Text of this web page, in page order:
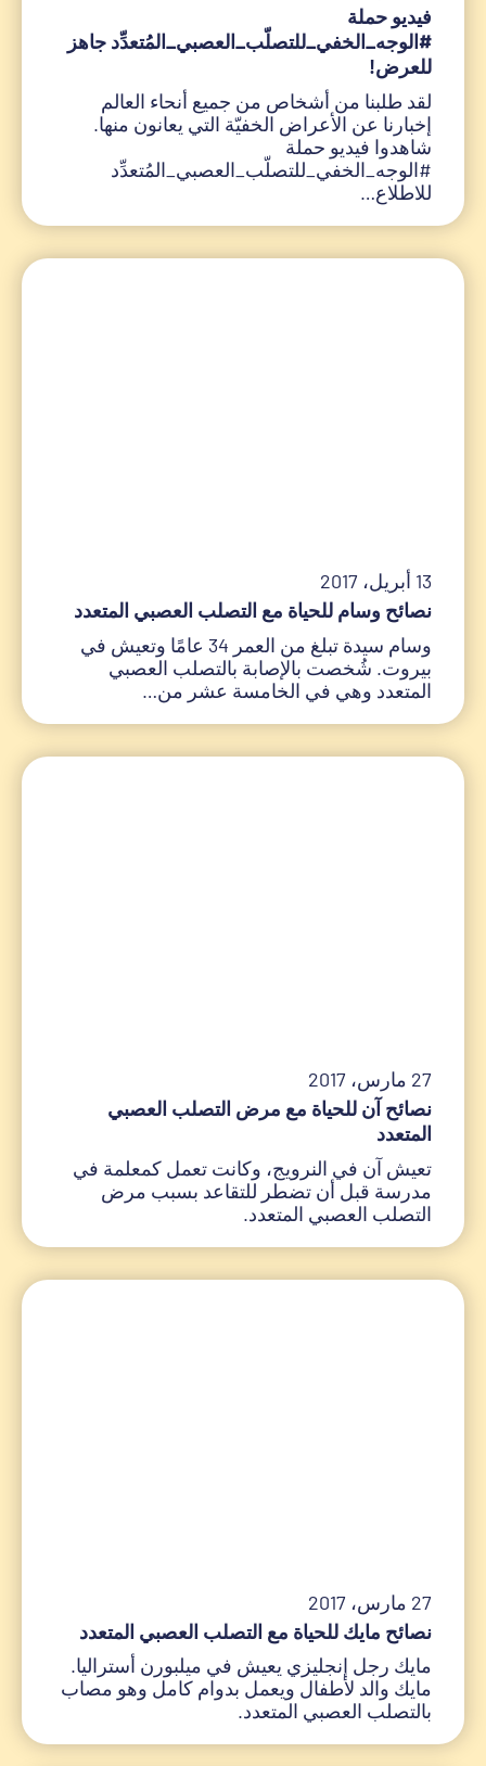
فيديو حملة
#الوجه_الخفي_للتصلّب_العصبي_المُتعدِّد جاهز
للعرض!
لقد طلبنا من أشخاص من جميع أنحاء العالم
إخبارنا عن الأعراض الخفيّة التي يعانون منها.
شاهدوا فيديو حملة
#الوجه_الخفي_للتصلّب_العصبي_المُتعدِّد
للاطلاع…
نصائح وسام للحياة مع التصلب العصبي المتعدد
13 أبريل، 2017
وسام سيدة تبلغ من العمر 34 عامًا وتعيش في
بيروت. شُخصت بالإصابة بالتصلب العصبي
المتعدد وهي في الخامسة عشر من…
نصائح آن للحياة مع مرض التصلب العصبي
المتعدد
27 مارس، 2017
تعيش آن في النرويج، وكانت تعمل كمعلمة في
مدرسة قبل أن تضطر للتقاعد بسبب مرض
التصلب العصبي المتعدد.
نصائح مايك للحياة مع التصلب العصبي المتعدد
27 مارس، 2017
مايك رجل إنجليزي يعيش في ميلبورن أستراليا.
مايك والد لأطفال ويعمل بدوام كامل وهو مصاب
بالتصلب العصبي المتعدد.